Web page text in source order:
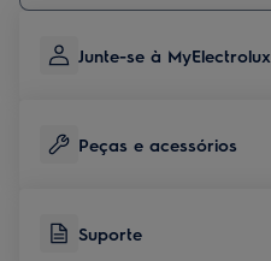
Junte-se à MyElectrolux
Peças e acessórios
Suporte